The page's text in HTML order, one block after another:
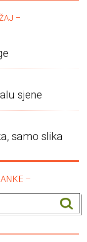
–
sjene
samo slika
–